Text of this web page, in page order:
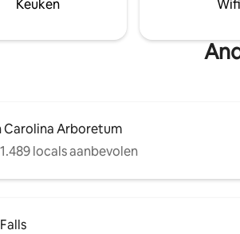
Keuken Wifi
Carolina Arboretum
locals aanbevolen